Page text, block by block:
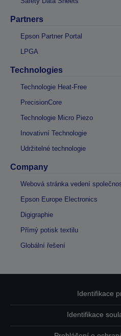
Partners
Epson Partner Portal
LPGA
Technologies
Technologie Heat-Free
PrecisionCore
Technologie Micro Piezo
Inovativní Technologie
Udržitelné technologie
Company
Webová stránka vedení
Epson Europe Electronics
Digigraphie
Přímý potisk textilu
Globální řešení
Identifikace
Identifikace